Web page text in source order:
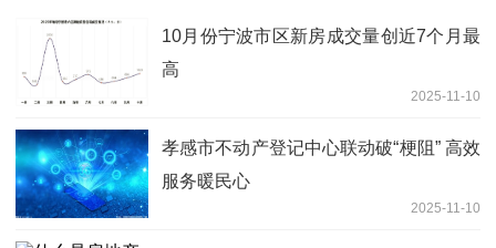
10月份宁波市区新房成交量创近7个月最
高
2025-11-10
孝感市不动产登记中心联动破“梗阻” 高效
服务暖民心
2025-11-10